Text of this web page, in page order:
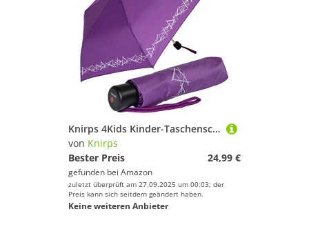
Knirps 4Kids Kinder-Taschenschirm reflective mit Reflexborte - lila
von Knirps
Bester Preis
24,99 €
gefunden bei Amazon
zuletzt überprüft am 27.09.2025 um 00:03; der
Preis kann sich seitdem geändert haben.
Keine weiteren Anbieter